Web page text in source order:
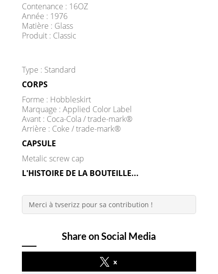
Contenance : 16OZ
Année : 1976
Matière : Glass
Produit : Classic
Type : Standard
CORPS
Forme : Hobbleskirt
Marquage : Applied Color Label
Avant : Coca-Cola / trade-mark®
Arrière : Coke / trade-mark®
CAPSULE
Metalic screw cap
L'HISTOIRE DE LA BOUTEILLE...
Merci à tvserizz pour sa contribution !
Share on Social Media
x